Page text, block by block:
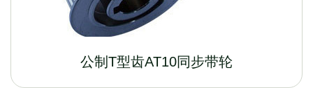
公制T型齿AT10同步带轮